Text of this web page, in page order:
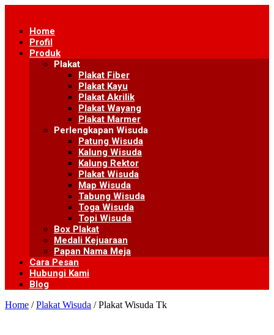
contentHome
Profil
Produk
Plakat
Plakat Fiber
Plakat Kayu
Plakat Akrilik
Plakat Wayang
Plakat Marmer
Perlengkapan Wisuda
Patung Wisuda
Kalung Wisuda
Kalung Rektor
Plakat Wisuda
Map Wisuda
Tabung Wisuda
Toga Wisuda
Topi Wisuda
Box Plakat
Medali Kejuaraan
Papan Nama Meja
Cara Pesan
Hubungi Kami
Blog
Home /Plakat Wisuda / Plakat Wisuda Tk